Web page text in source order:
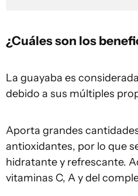
¿Cuáles son los
La guayaba es
debido a sus múltiples
Aporta grandes
antioxidantes, por lo que
hidratante y refrescante.
vitaminas C, A y del